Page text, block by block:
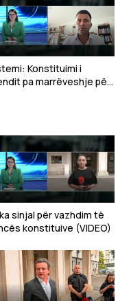
Konstituimi i
pa marrëveshje për
sinjal për vazhdim të
konstituive (VIDEO)